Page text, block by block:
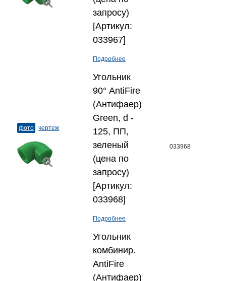
запросу)
[Артикул:
033967]
Подробнее
фото чертеж
Угольник
90° AntiFire
(Антифаер)
Green, d -
125, ПП,
зеленый
(цена по
запросу)
[Артикул:
033968]
Подробнее
033968
Угольник
комбинир.
AntiFire
(Антифаер)